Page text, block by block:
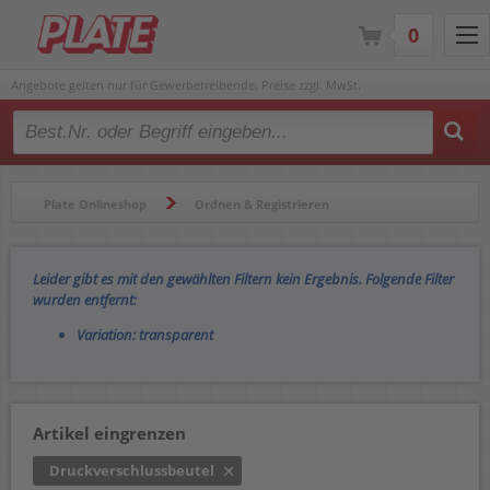
Angebote gelten nur für Gewerbetreibende. Preise zzgl. MwSt.
Type 2 or more characters for results.
Plate Onlineshop Ordnen & Registrieren
Leider gibt es mit den gewählten Filtern kein Ergebnis. Folgende Filter
wurden entfernt:
Variation: transparent
Artikel eingrenzen
Druckverschlussbeutel
0